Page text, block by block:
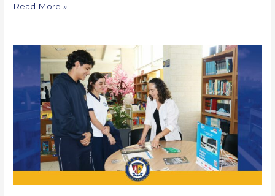
Read More »
University
&
11th